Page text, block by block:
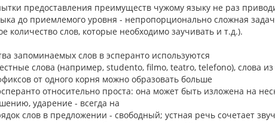
предоставления преимуществ чужому языку не раз
до приемлемого уровня - непропорционально сложная
количество слов, которые необходимо заучивать и т.д.).
запоминаемых слов в эсперанто используются
слова (например, studento, filmo, teatro, telefono), слова
от одного корня можно образовать больше
относительно проста: она может быть изложена на
ударение - всегда на
слов в предложении - свободный; устная речь сочетает